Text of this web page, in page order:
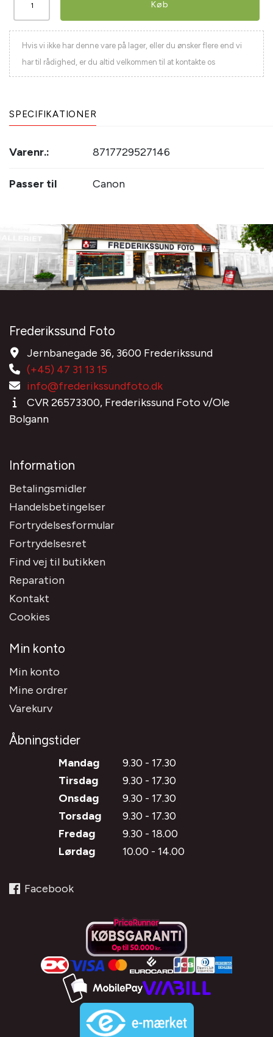
Køb
Hvis vi ikke har denne vare på lager, eller du ønsker flere end vi
har til rådighed, er du altid velkommen til at kontakte os
SPECIFIKATIONER
Varenr.: 8717729527146
Passer til Canon
Frederikssund Foto
Jernbanegade 36, 3600 Frederikssund
(+45) 47 31 13 15
info@frederikssundfoto.dk
CVR 26573300, Frederikssund Foto v/Ole
Bolgann
Information
Betalingsmidler
Handelsbetingelser
Fortrydelsesformular
Fortrydelsesret
Find vej til butikken
Reparation
Kontakt
Cookies
Min konto
Min konto
Mine ordrer
Varekurv
Åbningstider
Mandag
9.30 - 17.30
Tirsdag
9.30 - 17.30
Onsdag
9.30 - 17.30
Torsdag
9.30 - 17.30
Fredag
9.30 - 18.00
Lørdag
10.00 - 14.00
Facebook